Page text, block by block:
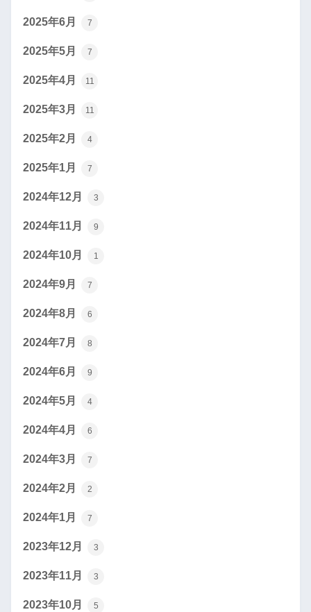
2025年6月 7
2025年5月 7
2025年4月 11
2025年3月 11
2025年2月 4
2025年1月 7
2024年12月 3
2024年11月 9
2024年10月 1
2024年9月 7
2024年8月 6
2024年7月 8
2024年6月 9
2024年5月 4
2024年4月 6
2024年3月 7
2024年2月 2
2024年1月 7
2023年12月 3
2023年11月 3
2023年10月 5